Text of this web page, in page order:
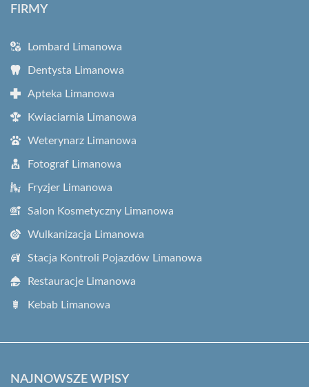
FIRMY
Lombard Limanowa
Dentysta Limanowa
Apteka Limanowa
Kwiaciarnia Limanowa
Weterynarz Limanowa
Fotograf Limanowa
Fryzjer Limanowa
Salon Kosmetyczny Limanowa
Wulkanizacja Limanowa
Stacja Kontroli Pojazdów Limanowa
Restauracje Limanowa
Kebab Limanowa
NAJNOWSZE WPISY